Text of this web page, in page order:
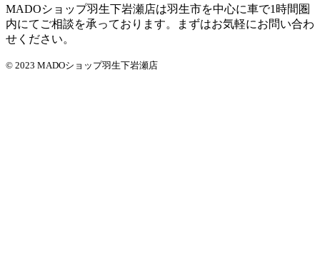
MADOショップ羽生下岩瀬店は羽生市を中心に車で1時間圏
内にてご相談を承っております。まずはお気軽にお問い合わ
せください。
© 2023 MADOショップ羽生下岩瀬店